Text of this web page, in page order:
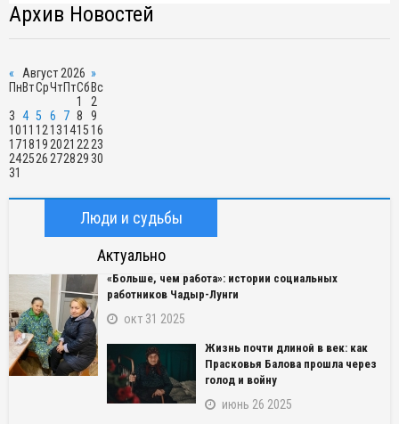
Архив Новостей
« Август 2026 »
ПнВтСрЧтПтСбВс
1
2
3 4 5 6 7 8
9
1011 1213141516
171819 2021 22 23
242526 27282930
31
Люди и судьбы
Актуально
«Больше, чем работа»: истории социальных
работников Чадыр-Лунги
окт 31 2025
Жизнь почти длиной в век: как
Прасковья Балова прошла через
голод и войну
июнь 26 2025